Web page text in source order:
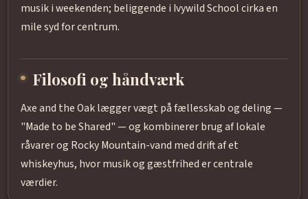
musik i weekenden; beliggende i Ivywild School cirka en
mile syd for centrum.
Filosofi og håndværk
Axe and the Oak lægger vægt på fællesskab og deling —
"Made to be Shared" — og kombinerer brug af lokale
råvarer og Rocky Mountain-vand med drift af et
whiskeyhus, hvor musik og gæstfrihed er centrale
værdier.